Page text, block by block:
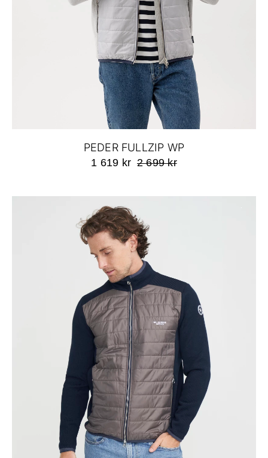
PEDER FULLZIP WP
1 619 kr 2 699 kr